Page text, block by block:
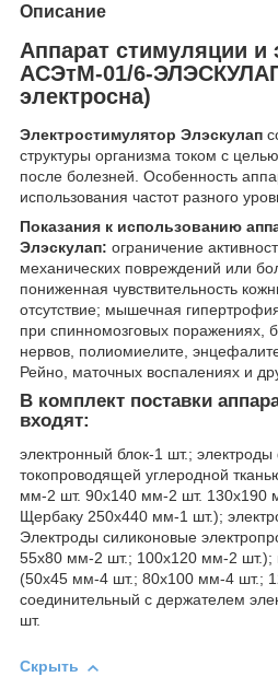
Описание
Аппарат стимуляции и
АСЭтМ-01/6-
электросна)
Электростимулятор Элэскулап
структуры организма током с
после болезней. Особенность
использования частот разного
Показания к использованию
Элэскулап: ограничение
механических повреждений или
пониженная чувствительность
отсутствие; мышечная
при спинномозговых поражениях,
нервов, полиомиелите,
Рейно, маточных воспалениях и
В комплект поставки
входят:
электронный блок-1 шт.;
токопроводящей углеродной
мм-2 шт. 90х140 мм-2 шт. 130х190
Щербаку 250х440 мм-1 шт.);
Электроды силиконовые
55х80 мм-2 шт.; 100х120 мм-2 шт.);
(50х45 мм-4 шт.; 80х100 мм-4 шт.;
соединительный с держателем
шт.
Скрыть